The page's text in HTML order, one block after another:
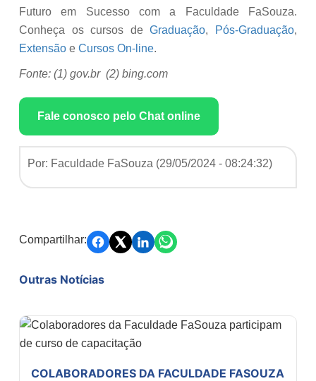
Futuro em Sucesso com a Faculdade FaSouza.
Conheça os cursos deGraduação, Pós-Graduação,
Extensão e Cursos On-line.
Fonte: (1) gov.br (2) bing.com
Fale conosco pelo Chat online
Por: Faculdade FaSouza (29/05/2024 - 08:24:32)
Compartilhar:
Outras Notícias
COLABORADORES DA FACULDADE FASOUZA